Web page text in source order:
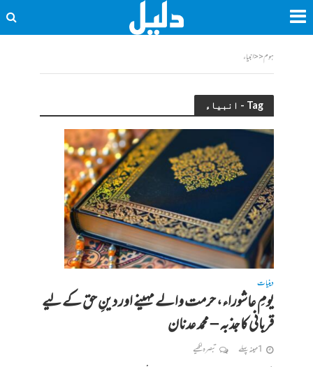
ہوم<<انبیاء
Tag - انبیاء
دینیات
یومِ عاشوراء، حرمت والے مہینے اور دینِ حق کے لیے
قربانی کا جذبہ – محمد عدنان
1 مہینہ پہلے تبصرہ لکھیے